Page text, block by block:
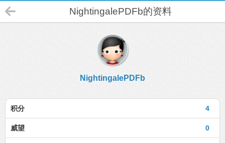
NightingalePDFb的资料
NightingalePDFb
4
积分
0
威望